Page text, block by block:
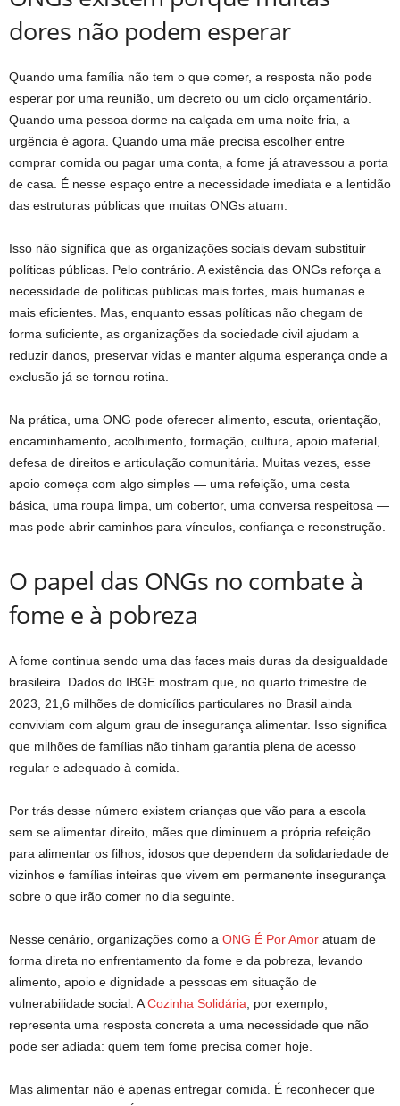
dores não podem esperar
Quando uma família não tem o que comer, a resposta não pode
esperar por uma reunião, um decreto ou um ciclo orçamentário.
Quando uma pessoa dorme na calçada em uma noite fria, a
urgência é agora. Quando uma mãe precisa escolher entre
comprar comida ou pagar uma conta, a fome já atravessou a porta
de casa. É nesse espaço entre a necessidade imediata e a lentidão
das estruturas públicas que muitas ONGs atuam.
Isso não significa que as organizações sociais devam substituir
políticas públicas. Pelo contrário. A existência das ONGs reforça a
necessidade de políticas públicas mais fortes, mais humanas e
mais eficientes. Mas, enquanto essas políticas não chegam de
forma suficiente, as organizações da sociedade civil ajudam a
reduzir danos, preservar vidas e manter alguma esperança onde a
exclusão já se tornou rotina.
Na prática, uma ONG pode oferecer alimento, escuta, orientação,
encaminhamento, acolhimento, formação, cultura, apoio material,
defesa de direitos e articulação comunitária. Muitas vezes, esse
apoio começa com algo simples — uma refeição, uma cesta
básica, uma roupa limpa, um cobertor, uma conversa respeitosa —
mas pode abrir caminhos para vínculos, confiança e reconstrução.
O papel das ONGs no combate à
fome e à pobreza
A fome continua sendo uma das faces mais duras da desigualdade
brasileira. Dados do IBGE mostram que, no quarto trimestre de
2023, 21,6 milhões de domicílios particulares no Brasil ainda
conviviam com algum grau de insegurança alimentar. Isso significa
que milhões de famílias não tinham garantia plena de acesso
regular e adequado à comida.
Por trás desse número existem crianças que vão para a escola
sem se alimentar direito, mães que diminuem a própria refeição
para alimentar os filhos, idosos que dependem da solidariedade de
vizinhos e famílias inteiras que vivem em permanente insegurança
sobre o que irão comer no dia seguinte.
Nesse cenário, organizações como a ONG É Por Amor atuam de
forma direta no enfrentamento da fome e da pobreza, levando
alimento, apoio e dignidade a pessoas em situação de
vulnerabilidade social. ACozinha Solidária, por exemplo,
representa uma resposta concreta a uma necessidade que não
pode ser adiada: quem tem fome precisa comer hoje.
Mas alimentar não é apenas entregar comida. É reconhecer que